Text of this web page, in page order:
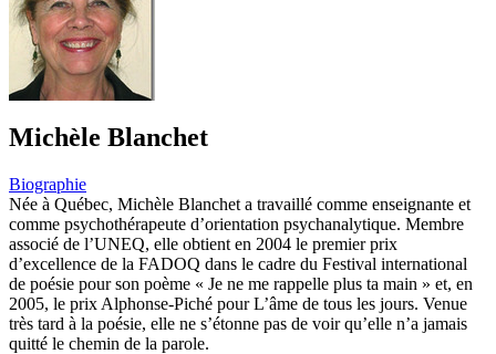
Michèle Blanchet
Biographie
Née à Québec, Michèle Blanchet a travaillé comme enseignante et
comme psychothérapeute d’orientation psychanalytique. Membre
associé de l’UNEQ, elle obtient en 2004 le premier prix
d’excellence de la FADOQ dans le cadre du Festival international
de poésie pour son poème « Je ne me rappelle plus ta main » et, en
2005, le prix Alphonse-Piché pour L’âme de tous les jours. Venue
très tard à la poésie, elle ne s’étonne pas de voir qu’elle n’a jamais
quitté le chemin de la parole.